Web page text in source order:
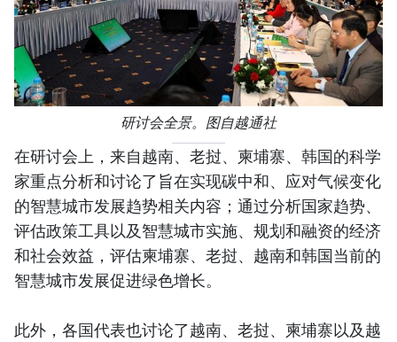
研讨会全景。图自越通社
在研讨会上，来自越南、老挝、柬埔寨、韩国的科学
家重点分析和讨论了旨在实现碳中和、应对气候变化
的智慧城市发展趋势相关内容；通过分析国家趋势、
评估政策工具以及智慧城市实施、规划和融资的经济
和社会效益，评估柬埔寨、老挝、越南和韩国当前的
智慧城市发展促进绿色增长。
此外，各国代表也讨论了越南、老挝、柬埔寨以及越